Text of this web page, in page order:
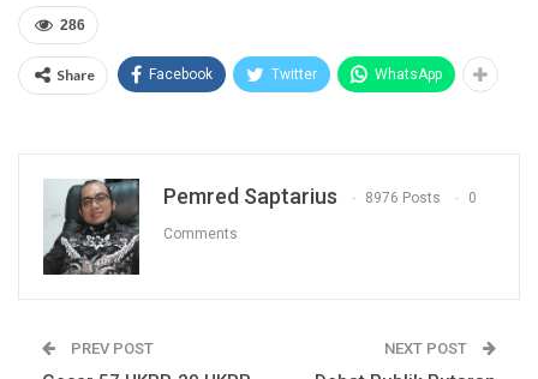
286
Share Facebook Twitter WhatsApp
Pemred Saptarius 8976 Posts 0
Comments
PREV POST NEXT POST